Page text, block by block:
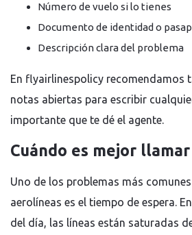
Número de vuelo si lo tienes
Documento de identidad o
Descripción clara del problema
En flyairlinespolicy recomendamos
notas abiertas para escribir
importante que te dé el agente.
Cuándo es mejor llamar
Uno de los problemas más
aerolíneas es el tiempo de espera.
del día, las líneas están saturadas